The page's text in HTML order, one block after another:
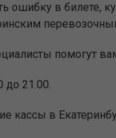
ошибку в билете,
помогут
до 21.00.
кассы в